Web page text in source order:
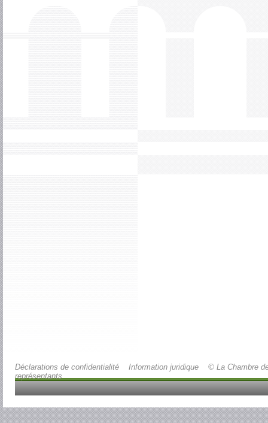
Déclarations de confidentialité Information juridique
© La Chambre
représentants